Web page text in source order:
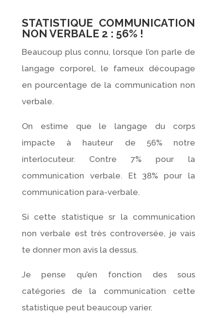
STATISTIQUE COMMUNICATION
NON VERBALE 2 : 56% !
Beaucoup plus connu, lorsque l’on parle de
langage corporel, le fameux découpage
en pourcentage de la communication non
verbale.
On estime que le langage du corps
impacte à hauteur de 56% notre
interlocuteur. Contre 7% pour la
communication verbale. Et 38% pour la
communication para-verbale.
Si cette statistique sr la communication
non verbale est très controversée, je vais
te donner mon avis la dessus.
Je pense qu’en fonction des sous
catégories de la communication cette
statistique peut beaucoup varier.